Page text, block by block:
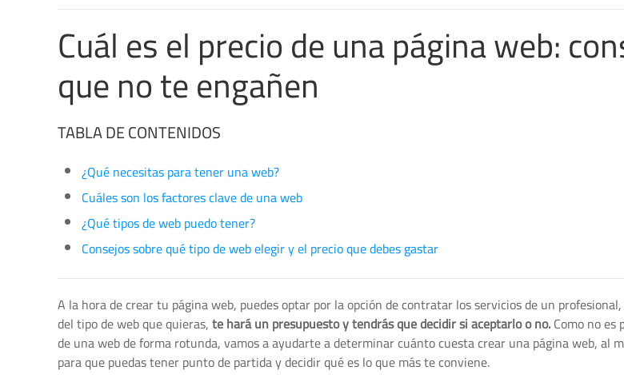
Cuál es el precio de una página web:
que no te engañen
TABLA DE CONTENIDOS
¿Qué necesitas para tener una web?
Cuáles son los factores clave de una web
¿Qué tipos de web puedo tener?
Consejos sobre qué tipo de web elegir y el precio que debes gastar
A la hora de crear tu página web, puedes optar por la opción de contratar los servicios de un
del tipo de web que quieras,te hará un presupuesto y tendrás que decidir si aceptarlo o no.Como no
de una web de forma rotunda, vamos a ayudarte a determinar cuánto cuesta crear una página web, al
para que puedas tener punto de partida y decidir qué es lo que más te conviene.